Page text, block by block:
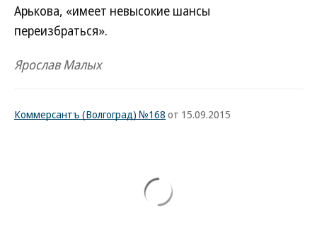
Арькова, «имеет невысокие шансы
переизбраться».
Ярослав Малых
Коммерсантъ (Волгоград) №168 от 15.09.2015